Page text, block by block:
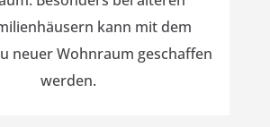
kann mit dem
neuer Wohnraum geschaffen
werden.